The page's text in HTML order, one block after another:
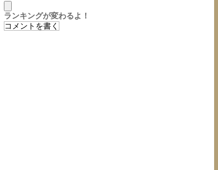
ランキングが変わるよ！
コメントを書く